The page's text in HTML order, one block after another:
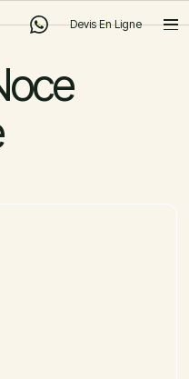
Devis En Ligne